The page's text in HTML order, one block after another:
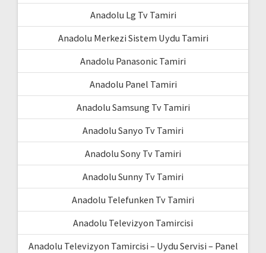
Anadolu Lg Tv Tamiri
Anadolu Merkezi Sistem Uydu Tamiri
Anadolu Panasonic Tamiri
Anadolu Panel Tamiri
Anadolu Samsung Tv Tamiri
Anadolu Sanyo Tv Tamiri
Anadolu Sony Tv Tamiri
Anadolu Sunny Tv Tamiri
Anadolu Telefunken Tv Tamiri
Anadolu Televizyon Tamircisi
Anadolu Televizyon Tamircisi – Uydu Servisi – Panel